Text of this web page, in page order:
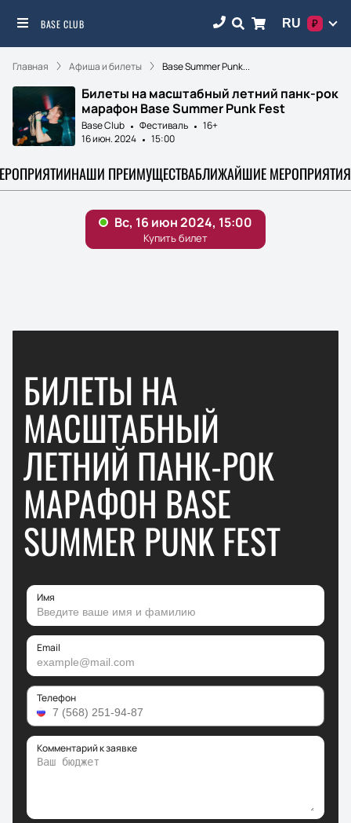
BASE CLUB RU ₽
Главная Афиша и билеты Base Summer Punk...
Билеты на масштабный летний панк-рок
марафон Base Summer Punk Fest
Base Club Фестиваль
16+
16 июн. 2024
15:00
НАШИ ПРЕИМУЩЕСТВАБЛИЖАЙШИЕ МЕРОПРИЯТИЯ
БИЛЕТЫ НА
МАСШТАБНЫЙ
ЛЕТНИЙ ПАНК-РОК
МАРАФОН BASE
SUMMER PUNK FEST
Имя
Email
Телефон
Комментарий к заявке